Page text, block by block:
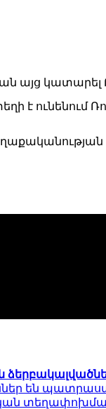
այց կատարել
տեղի է
են